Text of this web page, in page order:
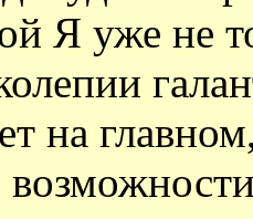
Я уже не
на